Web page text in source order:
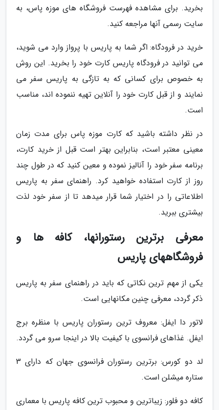
بخرید. برای مشاهده فهرست فروشگاه های موزه پاس، به
سایت رسمی آنها مراجعه کنید.
خرید در فرودگاه: اگر شما به پاریس با پرواز وارد می شوید،
می توانید در فرودگاه پاریس کارت خود را بخرید. این روش
به خصوص برای کسانی که به تازگی به پاریس سفر می
نمایند و از قبل کارت خود را آنلاین تهیه ننموده اند، مناسب
است.
در نظر داشته باشید که کارت موزه پاس برای مدت زمان
معینی معتبر است، بنابراین بهتر است قبل از خرید کارت،
برنامه سفر خود را آنالیز نموده و معین کنید که در طول چند
روز از کارت استفاده خواهید کرد. راهنمای سفر به پاریس
اطلاعاتی را در اختیار شما قرار میدهد تا از سفر خود لذت
بیشتری ببرید.
معرفی برترین رستورانها، کافه ها و
فروشگاههای پاریس
یکی از مهم ترین نکاتی که باید در راهنمای سفر به پاریس
ذکر گردد، معرفی چنین مکانهایی است.
لاتور دا ایفل: معروف ترین رستوران پاریس با منظره برج
ایفل. غذاهای فرانسوی با کیفیت بالا در اینجا سرو می گردد.
لد دو کورس: برترین رستوران فرانسوی جهان که دارای 3
ستاره میشلن است.
کافه دو فلور: زیباترین و محبوب ترین کافه پاریس با معماری